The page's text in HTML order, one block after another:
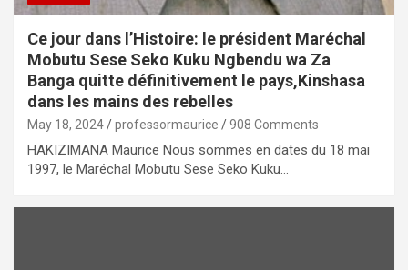
Ce jour dans l’Histoire: le président Maréchal
Mobutu Sese Seko Kuku Ngbendu wa Za
Banga quitte définitivement le pays,Kinshasa
dans les mains des rebelles
May 18, 2024 professormaurice 908 Comments
HAKIZIMANA Maurice Nous sommes en dates du 18 mai
1997, le Maréchal Mobutu Sese Seko Kuku…